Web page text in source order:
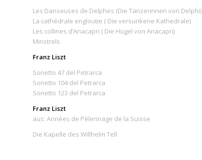
Les Danseuses de Delphes (Die Tänzerinnen von Delphi)
La cathédrale engloutie ( Die versunkene Kathedrale)
Les collines d’Anacapri ( Die Hügel von Anacapri)
Minstrels
Franz Liszt
Sonetto 47 del Petrarca
Sonetto 104 del Petrarca
Sonetto 123 del Petrarca
Franz Liszt
aus: Années de Pèlerinage de la Suisse
Die Kapelle des Willhelm Tell